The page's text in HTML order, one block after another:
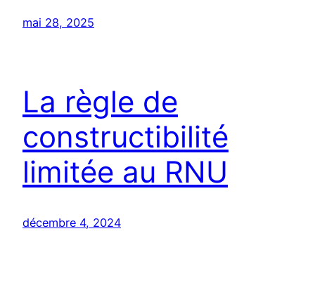
mai 28, 2025
La règle de
constructibilité
limitée au RNU
décembre 4, 2024